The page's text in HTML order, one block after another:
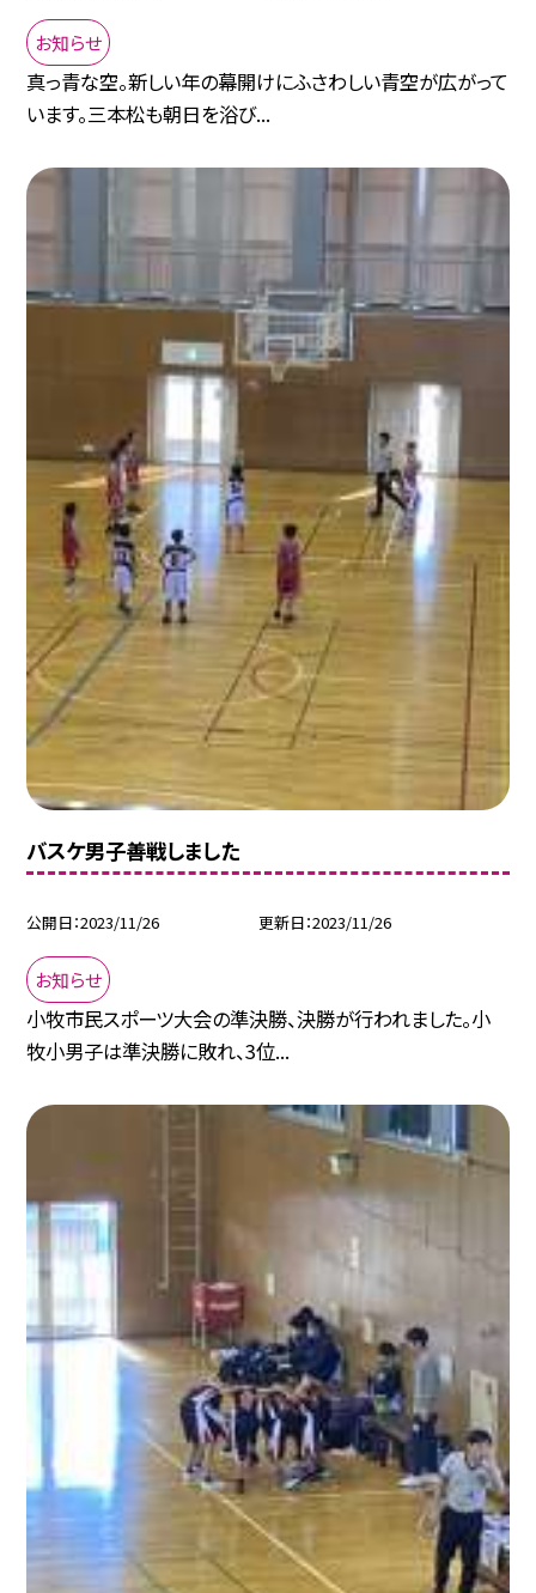
お知らせ
真っ青な空。新しい年の幕開けにふさわしい青空が広がって
います。三本松も朝日を浴び...
バスケ男子善戦しました
公開日 2023/11/26 更新日 2023/11/26
お知らせ
小牧市民スポーツ大会の準決勝、決勝が行われました。小
牧小男子は準決勝に敗れ、3位...